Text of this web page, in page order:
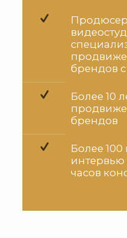
брендов
Более 10
брендов
Более 100
интервью
часов